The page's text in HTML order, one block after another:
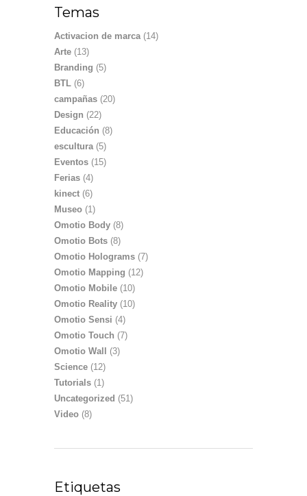
Temas
Activacion de marca(14)
Arte (13)
Branding (5)
BTL (6)
campañas (20)
Design (22)
Educación (8)
escultura(5)
Eventos (15)
Ferias (4)
kinect (6)
Museo (1)
Omotio Body (8)
Omotio Bots (8)
Omotio Holograms (7)
Omotio Mapping (12)
Omotio Mobile (10)
Omotio Reality (10)
Omotio Sensi (4)
Omotio Touch (7)
Omotio Wall
(3)
Science (12)
Tutorials (1)
Uncategorized (51)
Video (8)
Etiquetas